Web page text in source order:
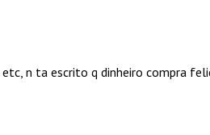
n ta escrito q dinheiro compra